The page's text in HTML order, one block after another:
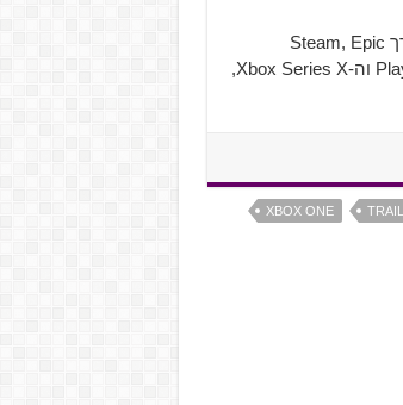
המשחק צפוי להיות זמין עבור ה-PlayStation 4, Xbox One והמחשב האישי דרך Steam, Epic
Games ו- GOG בתאריך ה-19 בנובמבר, ובמועד מאוחר יותר עבור PlayStation 5 וה-Xbox Series X,
XBOX ONE